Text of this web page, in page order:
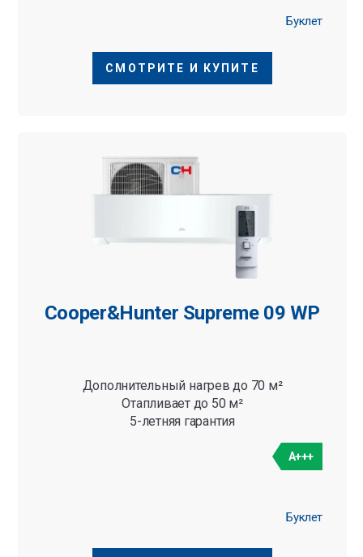
Буклет
СМОТРИТЕ И КУПИТЕ
Cooper&Hunter Supreme 09 WP
Дополнительный нагрев до 70 м²
Отапливает до 50 м²
5-летняя гарантия
A+++
Буклет